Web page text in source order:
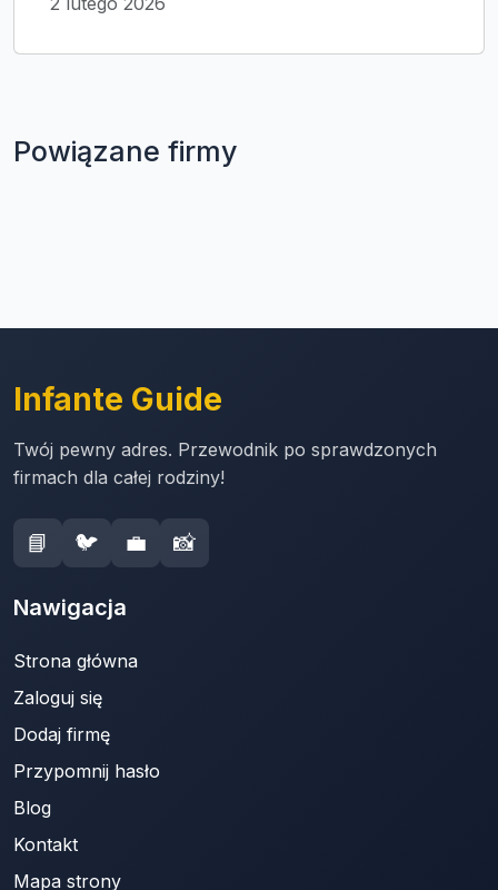
Powiązane firmy
Infante Guide
Twój pewny adres. Przewodnik po sprawdzonych
firmach dla całej rodziny!
📘 🐦 💼 📸
Nawigacja
Strona główna
Zaloguj się
Dodaj firmę
Przypomnij hasło
Blog
Kontakt
Mapa strony